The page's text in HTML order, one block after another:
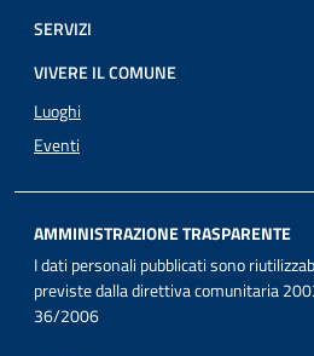
SERVIZI
VIVERE IL COMUNE
Luoghi
Eventi
AMMINISTRAZIONE TRASPARENTE
I dati personali pubblicati sono
previste dalla direttiva comunitaria
36/2006